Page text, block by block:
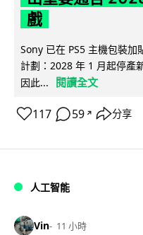
戲
Sony 已在 PS5 主機包裝
計劃：2028 年 1 月起停產
因此...
閱讀全文
117 59 ↗ 分享
人工智能
Vin 11 小時